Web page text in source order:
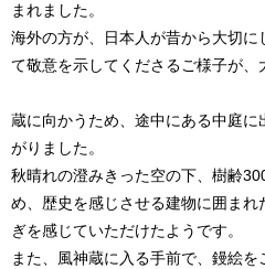
まれました。
海外の方が、日本人が昔から大切
て敬意を示してくださるご様子が、
蔵に向かうため、途中にある中庭
がりました。
秋晴れの澄みきった空の下、樹齢
め、歴史を感じさせる建物に囲ま
ぎを感じていただけたようです。
また、風神蔵に入る手前で、鏝絵